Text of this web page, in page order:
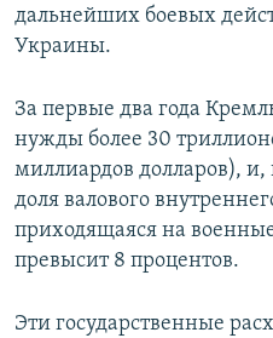
дальнейших боевых
Украины.
За первые два года
нужды более 30
миллиардов долларов), и,
доля валового
приходящаяся на
превысит 8 процентов.
Эти государственные